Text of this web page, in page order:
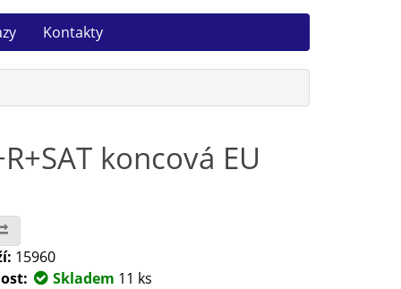
Kontakty
koncová EU
15960
Skladem 11 ks